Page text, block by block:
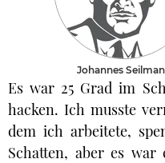
Johannes
Es war 25 Grad im
hacken. Ich musste
dem ich arbeitete,
Schatten, aber es